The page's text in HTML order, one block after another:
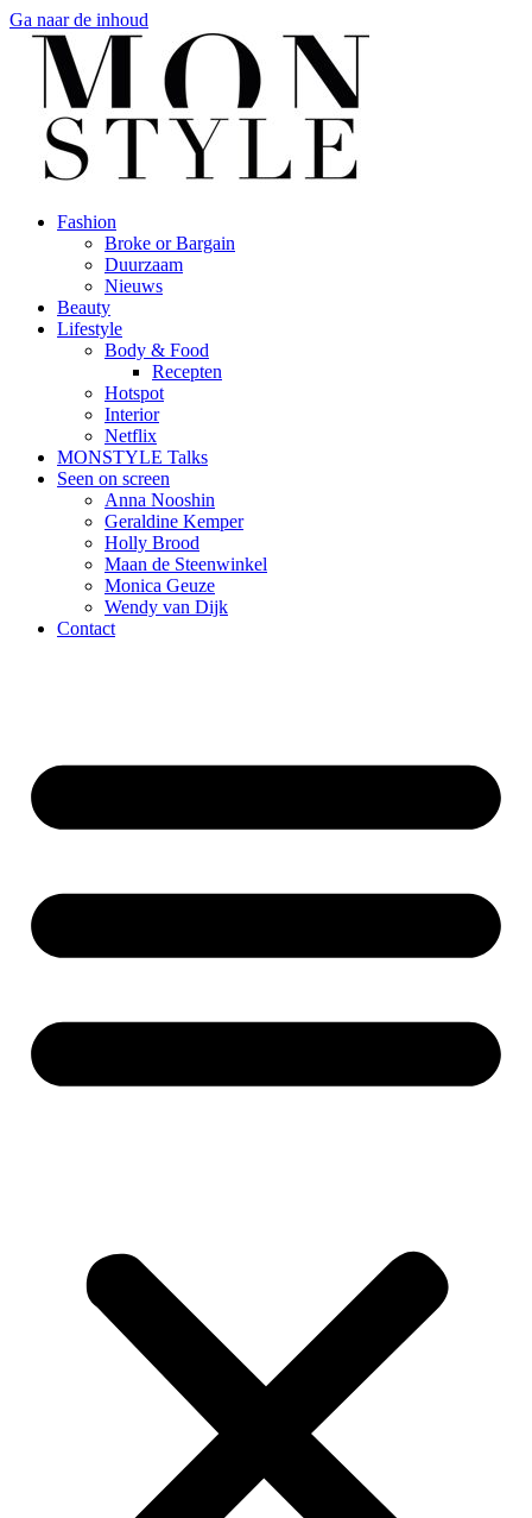
Ga naar de inhoud
Fashion
Broke or Bargain
Duurzaam
Nieuws
Beauty
Lifestyle
Body & Food
Recepten
Hotspot
Interior
Netflix
MONSTYLE Talks
Seen on screen
Anna Nooshin
Geraldine Kemper
Holly Brood
Maan de Steenwinkel
Monica Geuze
Wendy van Dijk
Contact